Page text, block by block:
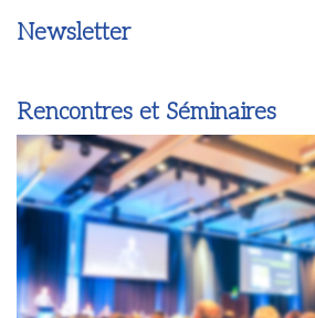
Newsletter
Rencontres et Séminaires